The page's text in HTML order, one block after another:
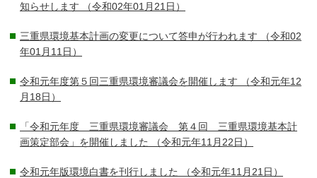
知らせします （令和02年01月21日）
三重県環境基本計画の変更について答申が行われます （令和02
年01月11日）
令和元年度第５回三重県環境審議会を開催します （令和元年12
月18日）
「令和元年度 三重県環境審議会 第４回 三重県環境基本計
画策定部会」を開催しました
（令和元年11月22日）
令和元年版環境白書を刊行しました （令和元年11月21日）